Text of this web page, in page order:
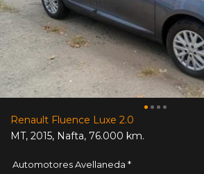
Renault Fluence Luxe 2.0
MT, 2015, Nafta, 76.000 km.
Automotores Avellaneda *